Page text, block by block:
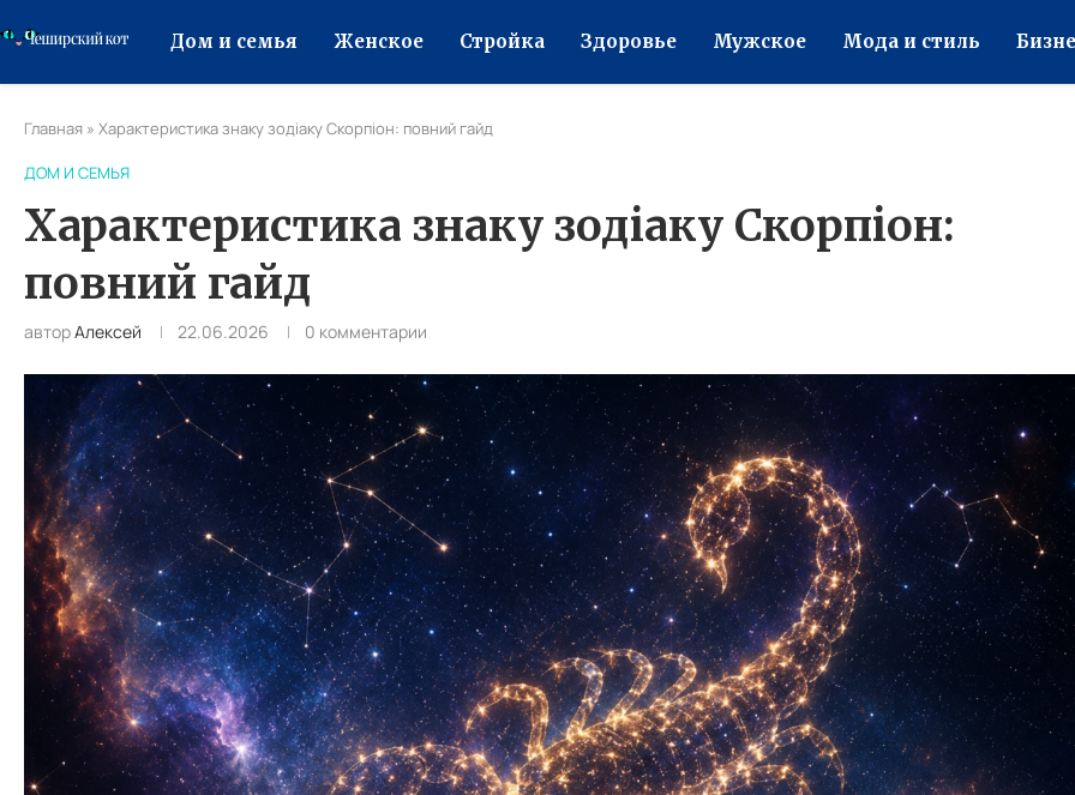
Дом и семья Женское Стройка Здоровье Мужское Мода и стиль
Главная » Характеристика знаку зодіаку Скорпіон: повний гайд
ДОМ И СЕМЬЯ
Характеристика знаку зодіаку Скорпіон:
повний гайд
авторАлексей 22.06.2026 0 комментарии